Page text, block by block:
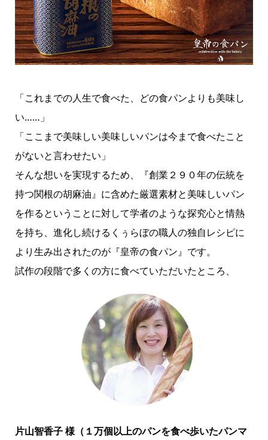
「これまでの人生で食べた、どの食パンよりも美味し
い……」
「ここまで美味しい美味しいパンは今まで食べたこと
がないと言わせたい」
そんな想いを実現するため、『創業２９０年の伝統を
持つ関根の胡麻油』に含めた厳選素材と美味しいパン
を作るということに対して学者のような探究心と情熱
を持ち、進化し続けるくぅらぼの職人の独自レシピに
より生み出されたのが『皇帝の食パン』です。
試作の段階で多くの方に食べていただいたところ、
片山智香子 様（１万個以上のパンを食べ歩いたパンマ